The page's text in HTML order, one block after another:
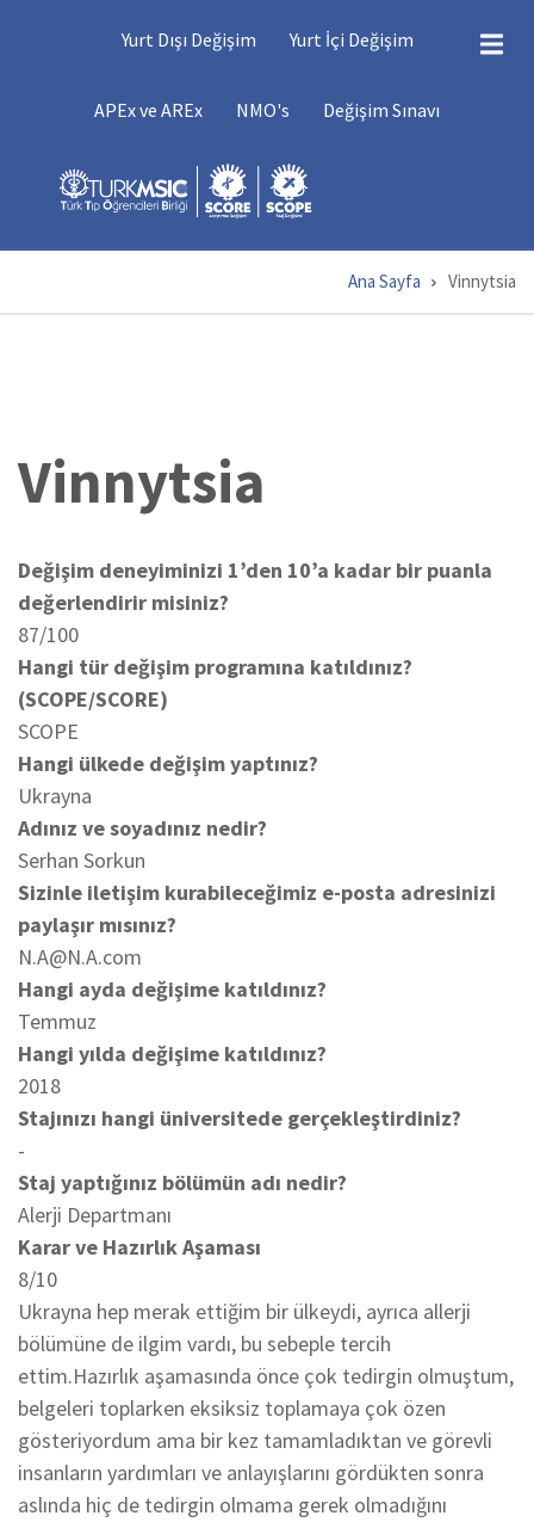
Yurt Dışı Değişim Yurt İçi Değişim
MENÜSÜAPEx ve AREx NMO's Değişim Sınavı
Ana Sayfa Vinnytsia
Vinnytsia
Değişim deneyiminizi 1’den 10’a kadar bir puanla
değerlendirir misiniz?
87/100
Hangi tür değişim programına katıldınız?
(SCOPE/SCORE)
SCOPE
Hangi ülkede değişim yaptınız?
Ukrayna
Adınız ve soyadınız nedir?
Serhan Sorkun
Sizinle iletişim kurabileceğimiz e-posta adresinizi
paylaşır mısınız?
N.A@N.A.com
Hangi ayda değişime katıldınız?
Temmuz
Hangi yılda değişime katıldınız?
2018
Stajınızı hangi üniversitede gerçekleştirdiniz?
-
Staj yaptığınız bölümün adı nedir?
Alerji Departmanı
Karar ve Hazırlık Aşaması
8/10
Ukrayna hep merak ettiğim bir ülkeydi, ayrıca allerji
bölümüne de ilgim vardı, bu sebeple tercih
ettim.Hazırlık aşamasında önce çok tedirgin olmuştum,
belgeleri toplarken eksiksiz toplamaya çok özen
gösteriyordum ama bir kez tamamladıktan ve görevli
insanların yardımları ve anlayışlarını gördükten sonra
aslında hiç de tedirgin olmama gerek olmadığını